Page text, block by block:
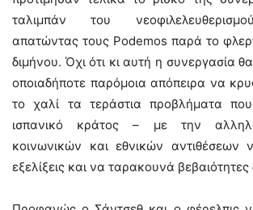
ταλιμπάν του
απατώντας τους Podemos παρά το
διμήνου. Όχι ότι κι αυτή η συνεργασία
οποιαδήποτε παρόμοια απόπειρα να
το χαλί τα τεράστια προβλήματα
ισπανικό κράτος – με την
κοινωνικών και εθνικών αντιθέσεων
εξελίξεις και να ταρακουνά βεβαιότητες